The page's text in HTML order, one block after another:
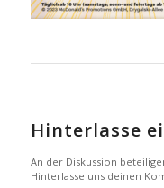
Hinterlasse
An der Diskussion
Hinterlasse uns deinen